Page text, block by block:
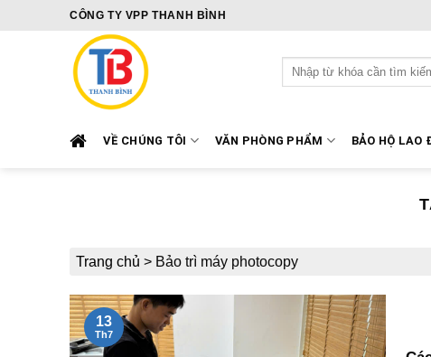
CÔNG TY VPP THANH BÌNH
Tìm
kiếm:
VỀ CHÚNG TÔI VĂN PHÒNG PHẨM BẢO HỘ LAO
Trang chủ > Bảo trì máy photocopy
13
Th7